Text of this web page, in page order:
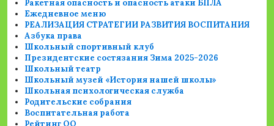
Ракетная опасность и опасность атаки БПЛА
Ежедневное меню
РЕАЛИЗАЦИЯ СТРАТЕГИИ РАЗВИТИЯ ВОСПИТАНИЯ
Азбука права
Школьный спортивный клуб
Президентские состязания Зима 2025-2026
Школьный театр
Школьный музей «История нашей школы»
Школьная психологическая служба
Родительские собрания
Воспитательная работа
Рейтинг ОО